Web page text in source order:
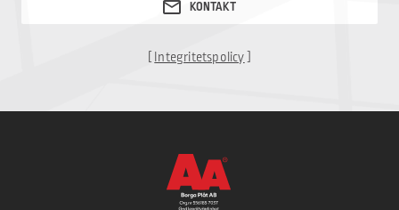
[Integritetspolicy]